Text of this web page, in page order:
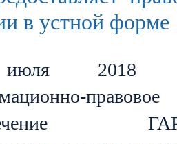
в устной форме
2018
правовое